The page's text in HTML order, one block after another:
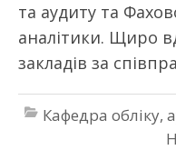
та аудиту та
аналітики. Щиро
закладів за
Кафедра обліку,